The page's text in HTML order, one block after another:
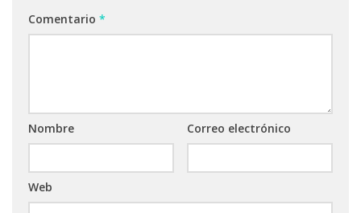
Comentario *
Nombre Correo electrónico
Web